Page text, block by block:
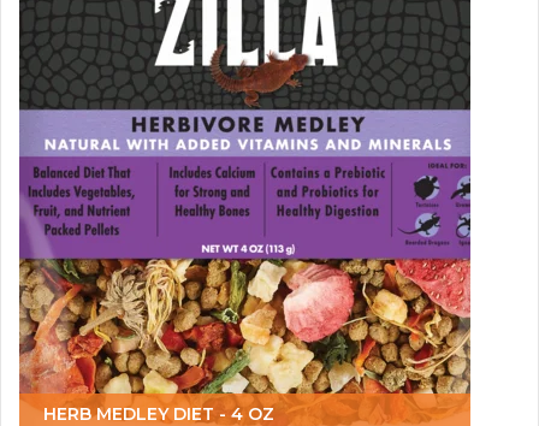
HERB MEDLEY DIET - 4 OZ